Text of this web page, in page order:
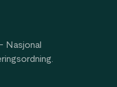
Nasjonal